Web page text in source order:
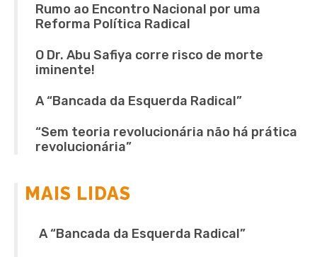
Rumo ao Encontro Nacional por uma
Reforma Política Radical
O Dr. Abu Safiya corre risco de morte
iminente!
A “Bancada da Esquerda Radical”
“Sem teoria revolucionária não há prática
revolucionária”
MAIS LIDAS
A “Bancada da Esquerda Radical”